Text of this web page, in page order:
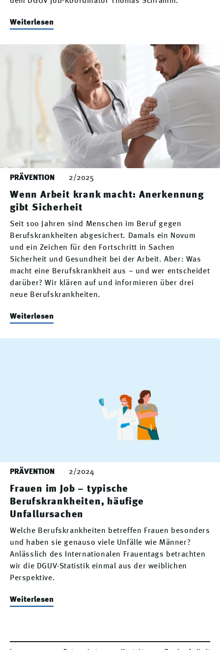
Weiterlesen
PRÄVENTION 2/2025
Wenn Arbeit krank macht: Anerkennung
gibt Sicherheit
Seit 100 Jahren sind Menschen im Beruf gegen
Berufskrankheiten abgesichert. Damals ein Novum
und ein Zeichen für den Fortschritt in Sachen
Sicherheit und Gesundheit bei der Arbeit. Aber: Was
macht eine Berufskrankheit aus – und wer entscheidet
darüber? Wir klären auf und informieren über drei
neue Berufskrankheiten.
Weiterlesen
PRÄVENTION 2/2024
Frauen im Job – typische
Berufskrankheiten, häufige
Unfallursachen
Welche Berufskrankheiten betreffen Frauen besonders
und haben sie genauso viele Unfälle wie Männer?
Anlässlich des Internationalen Frauentags betrachten
wir die DGUV-Statistik einmal aus der weiblichen
Perspektive.
Weiterlesen